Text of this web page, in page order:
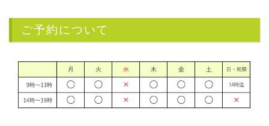
ご予約について